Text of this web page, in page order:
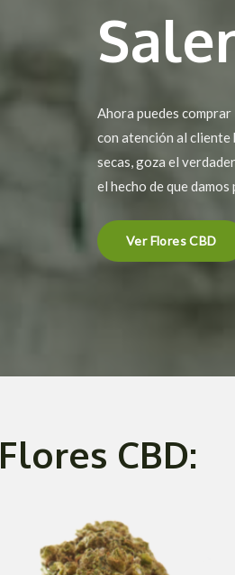
Ahora puedes
con atención al cliente
secas, goza el
el hecho de que
Ver Flores CBD
Flores CBD: